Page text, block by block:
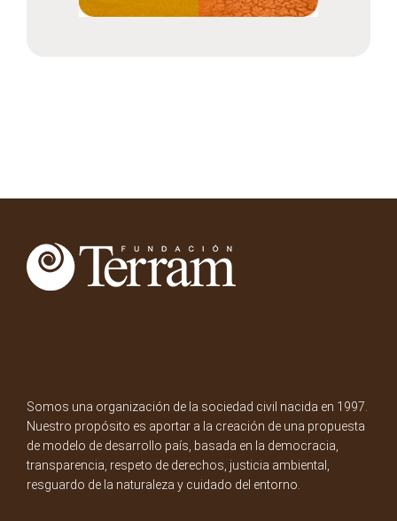
Somos una organización de la sociedad civil nacida en 1997.
Nuestro propósito es aportar a la creación de una propuesta
de modelo de desarrollo país, basada en la democracia,
transparencia, respeto de derechos, justicia ambiental,
resguardo de la naturaleza y cuidado del entorno.